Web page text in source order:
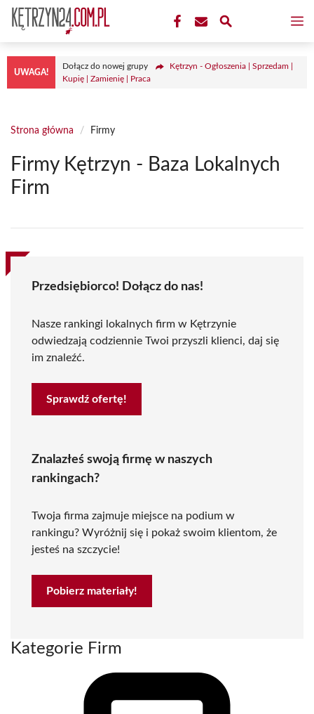
Przejdź
treści
UWAGA!
Dołącz do nowej grupy
Kętrzyn - Ogłoszenia | Sprzedam |
Kupię | Zamienię | Praca
Strona główna / Firmy
Firmy Kętrzyn - Baza Lokalnych
Firm
Przedsiębiorco! Dołącz do nas!
Nasze rankingi lokalnych firm w Kętrzynie
odwiedzają codziennie Twoi przyszli klienci, daj się
im znaleźć.
Sprawdź ofertę!
Znalazłeś swoją firmę w naszych
rankingach?
Twoja firma zajmuje miejsce na podium w
rankingu? Wyróżnij się i pokaż swoim klientom, że
jesteś na szczycie!
Pobierz materiały!
Kategorie Firm